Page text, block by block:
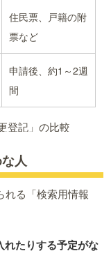
住民票、戸籍の附
票など
申請後、約1～2週
間
登記」の比較
人
れる「検索用情報
れたりする予定がな